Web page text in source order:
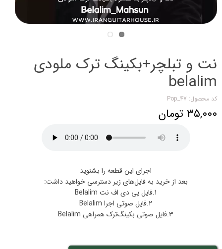
نت و تبلچر+بکینگ ترک ملودی
belalim
کد محصول: Pop_47
۳۵,۰۰۰ تومان
اجرای این قطعه را بشنوید
بعد از خرید به فایل‌های زیر دسترسی خواهید داشت:
1.فایل پی دی اف نت Belalim
2.فایل صوتی اجرا Belalim
3.فایل صوتی بکینگ‌ترک همراهی Belalim